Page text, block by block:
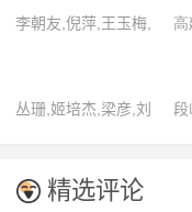
李朝友,倪萍,王玉梅,
丛珊,姬培杰,梁彦,刘
燕
段
精选评论